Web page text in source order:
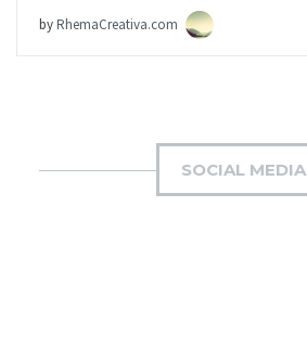
0 COMMENTS
byRhemaCreativa.com
SOCIAL MEDIA